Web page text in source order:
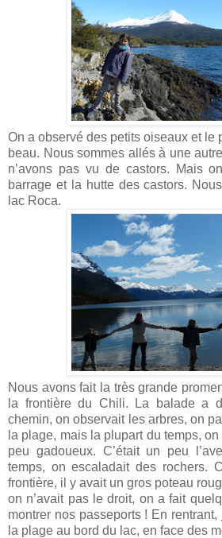
On a observé des petits oiseaux et le
beau. Nous sommes allés à une
n’avons pas vu de castors. Mais
barrage et la hutte des castors.
lac Roca.
Nous avons fait la très grande
la frontière du Chili. La balade a
chemin, on observait les arbres, on
la plage, mais la plupart du temps,
peu gadoueux. C’était un peu
temps, on escaladait des rochers.
frontière, il y avait un gros poteau
on n’avait pas le droit, on a fait
montrer nos passeports ! En
la plage au bord du lac, en face des